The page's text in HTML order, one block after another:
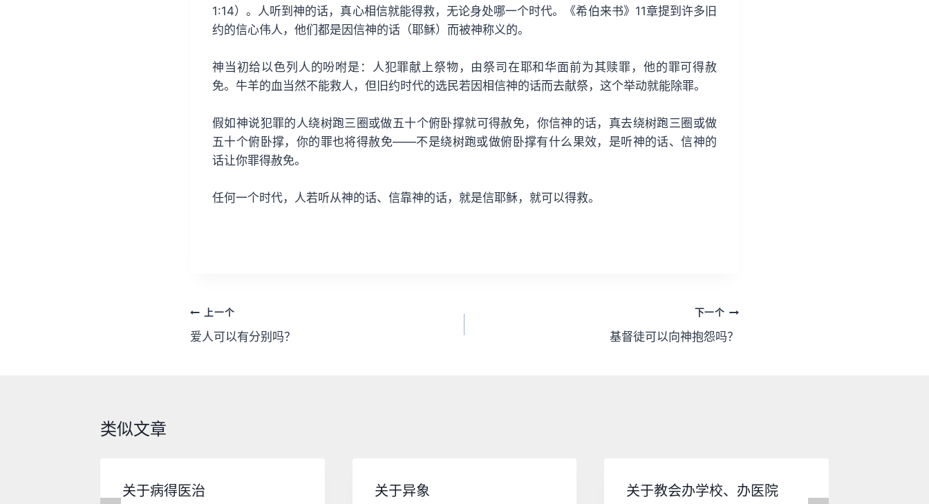
1:14）。人听到神的话，真心相信就能得救，无论身处哪一个时代。《希伯来书》11章提到许多旧
约的信心伟人，他们都是因信神的话（耶稣）而被神称义的。
神当初给以色列人的吩咐是：人犯罪献上祭物，由祭司在耶和华面前为其赎罪，他的罪可得赦
免。牛羊的血当然不能救人，但旧约时代的选民若因相信神的话而去献祭，这个举动就能除罪。
假如神说犯罪的人绕树跑三圈或做五十个俯卧撑就可得赦免，你信神的话，真去绕树跑三圈或做
五十个俯卧撑，你的罪也将得赦免——不是绕树跑或做俯卧撑有什么果效，是听神的话、信神的
话让你罪得赦免。
任何一个时代，人若听从神的话、信靠神的话，就是信耶稣，就可以得救。
文
章
上一个
爱人可以有分别吗？
下一个
基督徒可以向神抱怨吗？
类似文章
关于病得医治 关于异象 关于教会办学校、办医院